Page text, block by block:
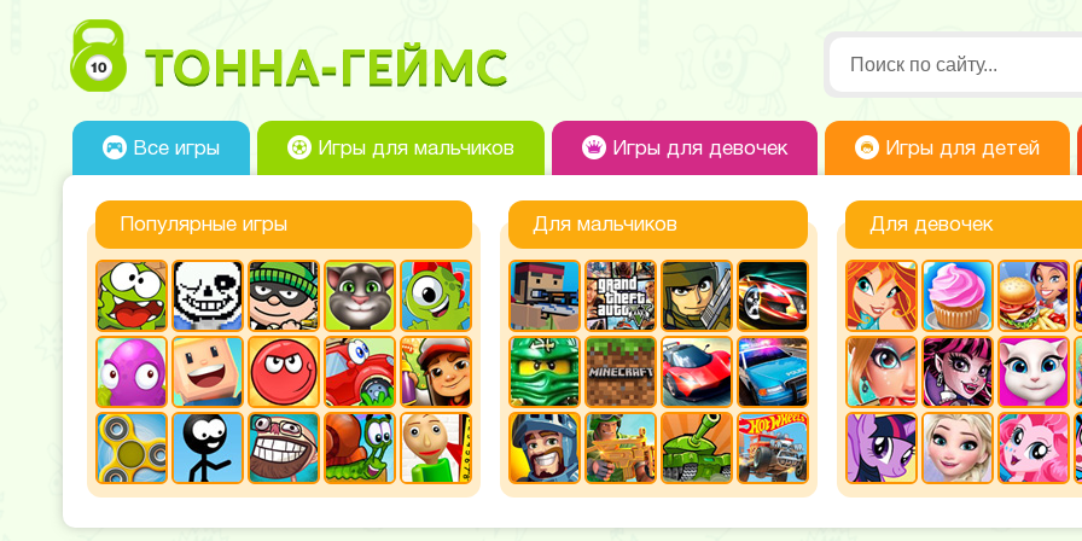
Все игры Игры для мальчиков Игры для девочек Игры для детей
Популярные игры Для мальчиков Для девочек